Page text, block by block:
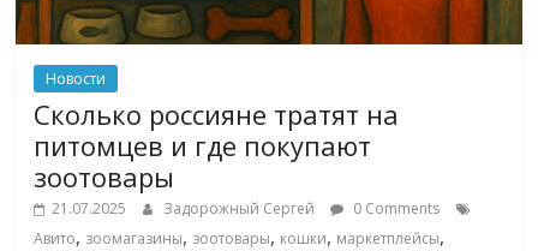
Новости
Сколько россияне тратят на
питомцев и где покупают
зоотовары
21.07.2025 Задорожный Сергей
0 Comments
Авито, зоомагазины, зоотовары, кошки, маркетплейсы,